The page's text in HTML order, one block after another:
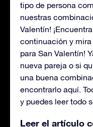
tipo de persona
nuestras
Valentín!
continuación y
para San Valentín!
nueva pareja o si
una buena
encontrarlo aquí.
y puedes leer todo
Leer el artículo